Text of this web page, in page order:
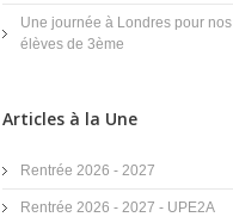
Une journée à Londres pour nos
élèves de 3ème
Articles à la Une
Rentrée 2026 - 2027
Rentrée 2026 - 2027 - UPE2A